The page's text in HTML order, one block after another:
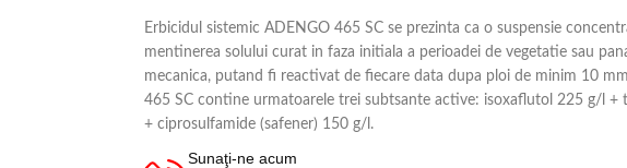
Erbicidul sistemic ADENGO 465 SC se prezinta ca o suspensie
mentinerea solului curat in faza initiala a perioadei de vegetatie sau
mecanica, putand fi reactivat de fiecare data dupa ploi de minim 10
465 SC contine urmatoarele trei subtsante active: isoxaflutol 225 g/l +
+ ciprosulfamide (safener) 150 g/l.
Sunaţi-ne acum